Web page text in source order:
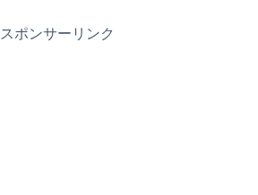
スポンサーリンク